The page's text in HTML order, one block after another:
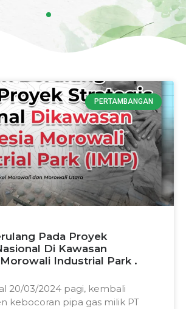
PERTAMBANGAN
Pada Proyek
Di Kawasan
Industrial Park .
20/03/2024 pagi, kembali
kebocoran pipa gas milik PT